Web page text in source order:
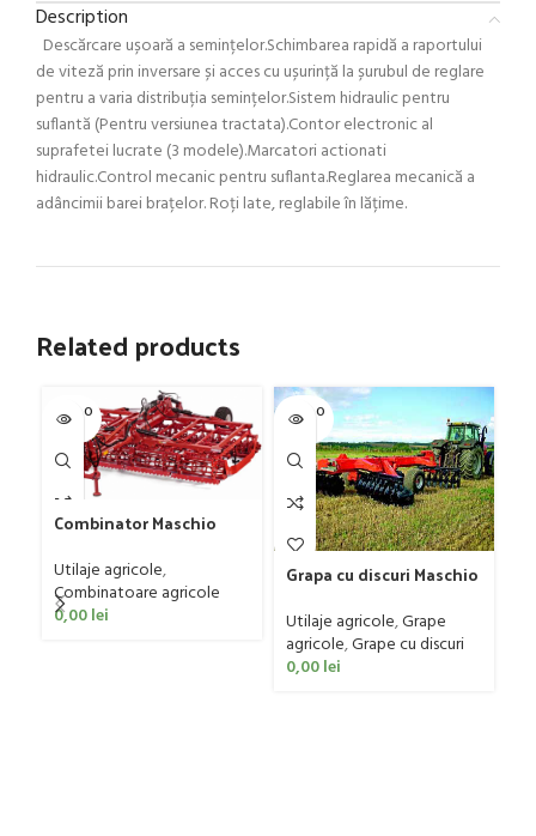
Description
Descărcare ușoară a semințelor.Schimbarea rapidă a raportului
de viteză prin inversare și acces cu ușurință la șurubul de reglare
pentru a varia distribuția semințelor.Sistem hidraulic pentru
suflantă (Pentru versiunea tractata).Contor electronic al
suprafetei lucrate (3 modele).Marcatori actionati
hidraulic.Control mecanic pentru suflanta.Reglarea mecanică a
adâncimii barei brațelor. Roți late, reglabile în lățime.
Related products
SOLD O
UT
Combinator Maschio
Sandokan, 120-190 CP
Utilaje agricole,
Combinatoare agricole
0,00lei
SOLD O
UT
Grapa cu discuri Maschio
Utilaje agricole,Grape
agricole,Grape cu discuri
0,00lei